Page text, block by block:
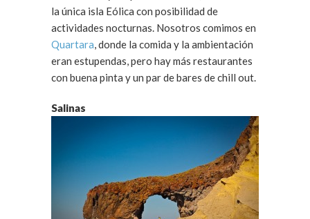
la única isla Eólica con posibilidad de
actividades nocturnas. Nosotros comimos en
Quartara, donde la comida y la ambientación
eran estupendas, pero hay más restaurantes
con buena pinta y un par de bares de chill out.
Salinas